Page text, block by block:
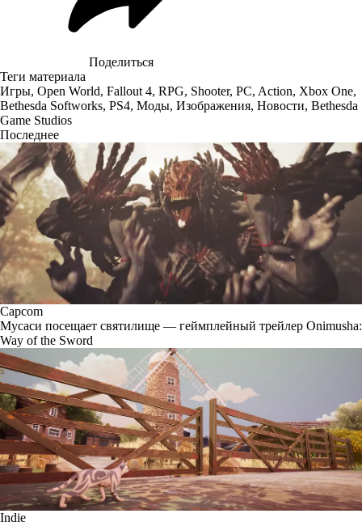
Поделиться
Теги материала
Игры, Open World, Fallout 4, RPG, Shooter, PC, Action, Xbox One,
Bethesda Softworks, PS4, Моды, Изображения, Новости, Bethesda
Game Studios
Последнее
Capcom
Мусаси посещает святилище — геймплейный трейлер Onimusha:
Way of the Sword
Indie